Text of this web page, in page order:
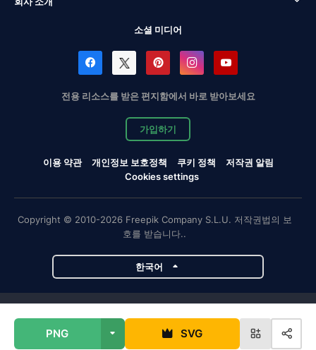
PNG SVG
소셜 미디어
전용 리소스를 받은 편지함에서 바로 받아보세요
가입하기
이용 약관 개인정보 보호정책 쿠키 정책
저작권 알림
Cookies settings
Copyright © 2010-2026 Freepik Company S.L.U. 저작권법의 보
호를 받습니다..
한국어